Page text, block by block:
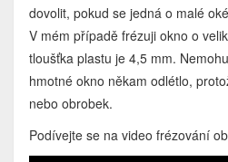
dovolit, pokud se jedná o malé
V mém případě frézuji okno o
tloušťka plastu je 4,5 mm.
hmotné okno někam odlétlo,
nebo obrobek.
Podívejte se na video frézování